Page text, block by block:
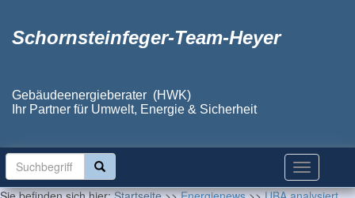
Schornsteinfeger-Team-Heyer
Gebäudeenergieberater (HWK)
Ihr Partner für Umwelt, Energie & Sicherheit